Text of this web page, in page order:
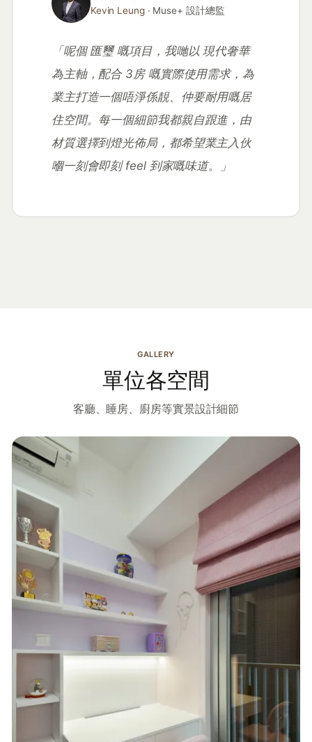
Kevin Leung· Muse+ 設計總監
「呢個 匯璽 嘅項目，我哋以 現代奢華
為主軸，配合 3房 嘅實際使用需求，為
業主打造一個唔淨係靚、仲要耐用嘅居
住空間。每一個細節我都親自跟進，由
材質選擇到燈光佈局，都希望業主入伙
嗰一刻會即刻 feel 到家嘅味道。」
GALLERY
單位各空間
客廳、睡房、廚房等實景設計細節